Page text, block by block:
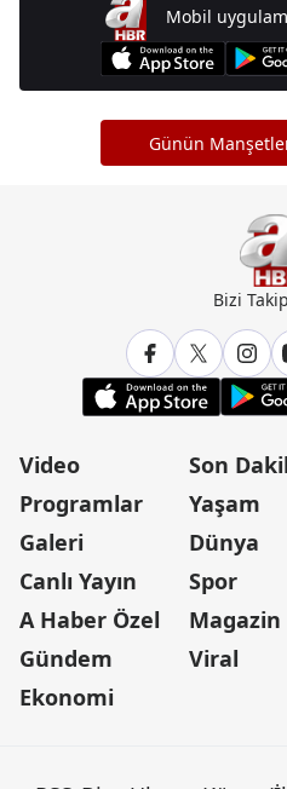
Mobil
Günün
Bizi
Video
Programlar
Galeri
Canlı Yayın
A Haber Özel
Gündem
Ekonomi
Son
Yaşam
Dünya
Spor
Magazin
Viral